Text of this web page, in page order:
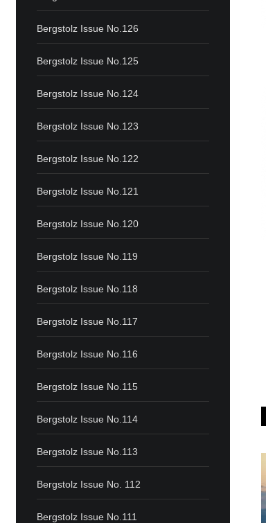
Bergstolz Issue No.126
Bergstolz Issue No.125
Bergstolz Issue No.124
Bergstolz Issue No.123
Bergstolz Issue No.122
Bergstolz Issue No.121
Bergstolz Issue No.120
Bergstolz Issue No.119
Bergstolz Issue No.118
Bergstolz Issue No.117
Bergstolz Issue No.116
Bergstolz Issue No.115
Bergstolz Issue No.114
Bergstolz Issue No.113
Bergstolz Issue No. 112
Bergstolz Issue No.111